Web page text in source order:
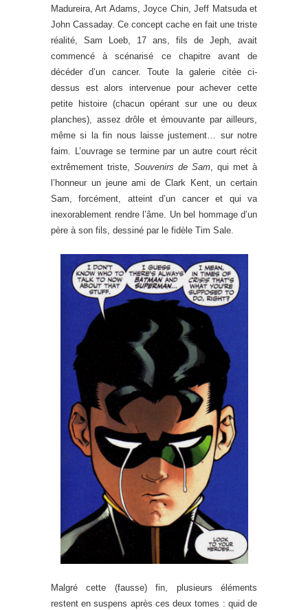
Madureira, Art Adams, Joyce Chin, Jeff Matsuda et
John Cassaday. Ce concept cache en fait une triste
réalité, Sam Loeb, 17 ans, fils de Jeph, avait
commencé à scénarisé ce chapitre avant de
décéder d’un cancer. Toute la galerie citée ci-
dessus est alors intervenue pour achever cette
petite histoire (chacun opérant sur une ou deux
planches), assez drôle et émouvante par ailleurs,
même si la fin nous laisse justement… sur notre
faim. L’ouvrage se termine par un autre court récit
extrêmement triste, Souvenirs de Sam , qui met à
l’honneur un jeune ami de Clark Kent, un certain
Sam, forcément, atteint d’un cancer et qui va
inexorablement rendre l’âme. Un bel hommage d’un
père à son fils, dessiné par le fidèle Tim Sale.
Malgré cette (fausse) fin, plusieurs éléments
restent en suspens après ces deux tomes : quid de